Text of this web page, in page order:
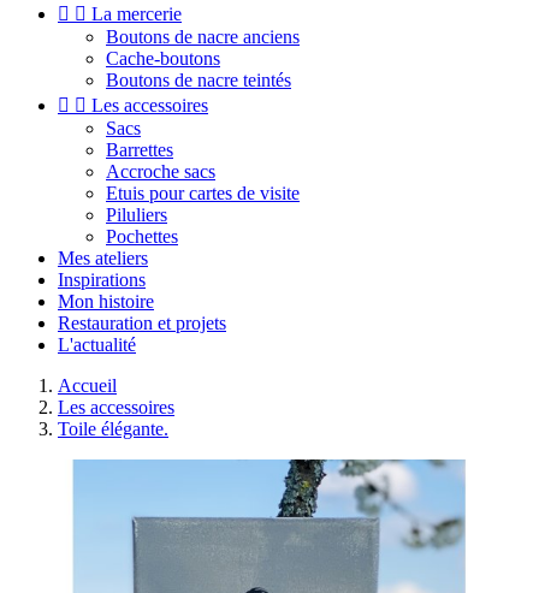
  La mercerie
Boutons de nacre anciens
Cache-boutons
Boutons de nacre teintés
  Les accessoires
Sacs
Barrettes
Accroche sacs
Etuis pour cartes de visite
Piluliers
Pochettes
Mes ateliers
Inspirations
Mon histoire
Restauration et projets
L'actualité
Accueil
Les accessoires
Toile élégante.